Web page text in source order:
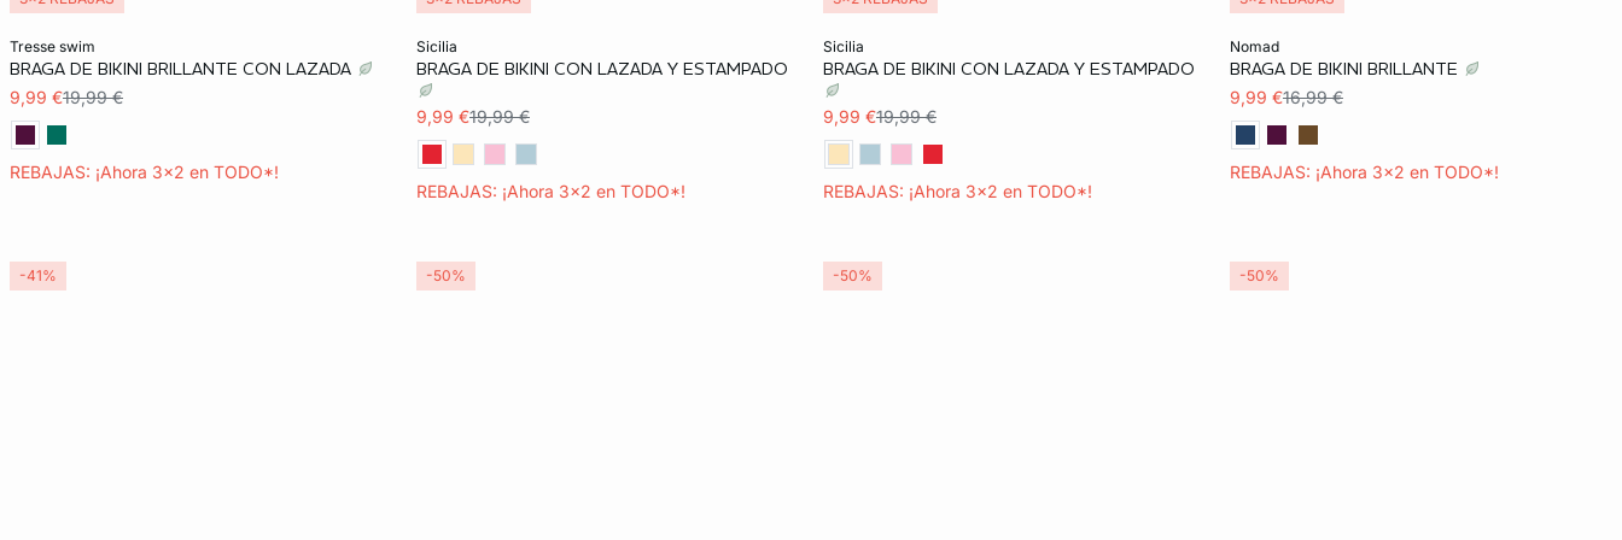
tresse swim
BRAGA DE BIKINI BRILLANTE CON LAZADA
9,99 €19,99 €
REBAJAS: ¡Ahora 3x2 en TODO*!
sicilia
BRAGA DE BIKINI CON LAZADA Y ESTAMPADO
9,99 €19,99 €
REBAJAS: ¡Ahora 3x2 en TODO*!
sicilia
BRAGA DE BIKINI CON LAZADA Y ESTAMPADO
9,99 €19,99 €
REBAJAS: ¡Ahora 3x2 en TODO*!
42
nomad
BRAGA DE BIKINI BRILLANTE
9,99 €16,99 €
REBAJAS: ¡Ahora 3x2 en TODO*!
-41% -50% -50% -50%